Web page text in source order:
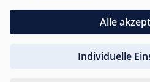
Für Österreich sind
Für andere Länder wird
Individuelle
Alle